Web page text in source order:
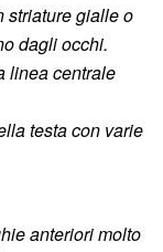
striature gialle o
dagli occhi.
linea centrale
testa con varie
anteriori molto